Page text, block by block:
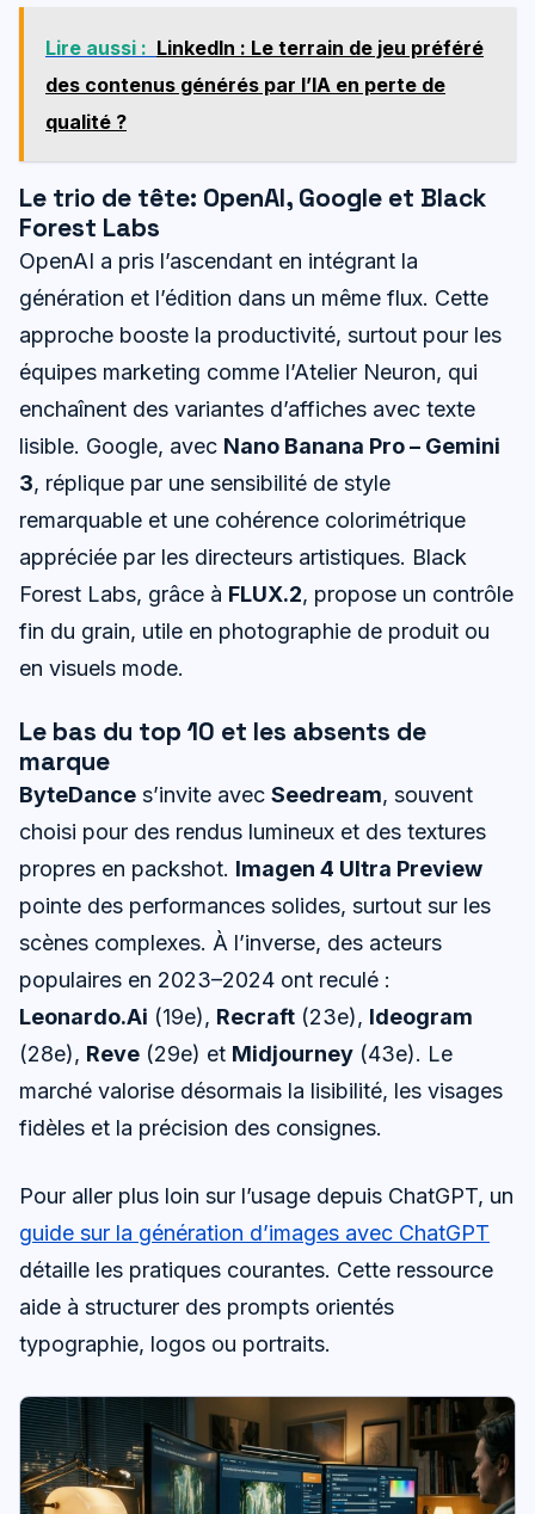
Lire aussi : LinkedIn : Le terrain de jeu préféré
des contenus générés par l’IA en perte de
qualité ?
Le trio de tête: OpenAI, Google et Black
Forest Labs
OpenAI a pris l’ascendant en intégrant la
génération et l’édition dans un même flux. Cette
approche booste la productivité, surtout pour les
équipes marketing comme l’Atelier Neuron, qui
enchaînent des variantes d’affiches avec texte
lisible. Google, avec Nano Banana Pro – Gemini
3, réplique par une sensibilité de style
remarquable et une cohérence colorimétrique
appréciée par les directeurs artistiques. Black
Forest Labs, grâce à FLUX.2, propose un contrôle
fin du grain, utile en photographie de produit ou
en visuels mode.
Le bas du top 10 et les absents de
marque
ByteDance s’invite avec Seedream, souvent
choisi pour des rendus lumineux et des textures
propres en packshot. Imagen 4 Ultra Preview
pointe des performances solides, surtout sur les
scènes complexes. À l’inverse, des acteurs
populaires en 2023–2024 ont reculé :
Leonardo.Ai (19e), Recraft (23e), Ideogram
(28e), Reve (29e) et Midjourney (43e). Le
marché valorise désormais la lisibilité, les visages
fidèles et la précision des consignes.
Pour aller plus loin sur l’usage depuis ChatGPT, un
guide sur la génération d’images avec ChatGPT
détaille les pratiques courantes. Cette ressource
aide à structurer des prompts orientés
typographie, logos ou portraits.